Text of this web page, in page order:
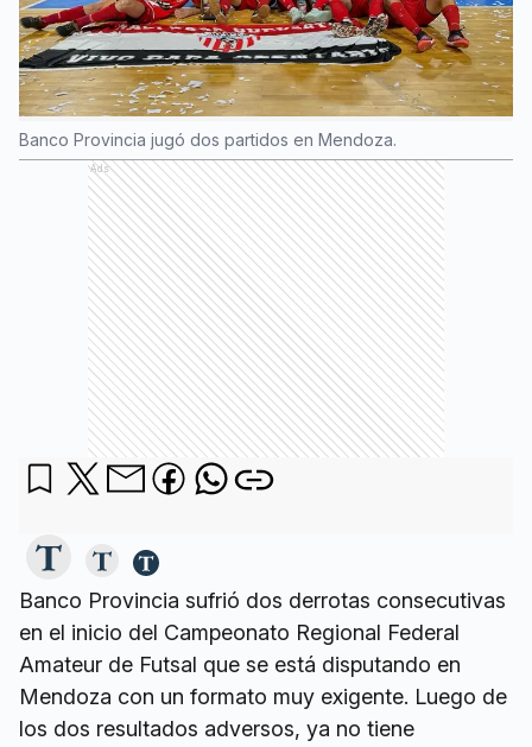
Banco Provincia jugó dos partidos en Mendoza.
Ads
Banco Provincia sufrió dos derrotas consecutivas
en el inicio del Campeonato Regional Federal
Amateur de Futsal que se está disputando en
Mendoza con un formato muy exigente. Luego de
los dos resultados adversos, ya no tiene